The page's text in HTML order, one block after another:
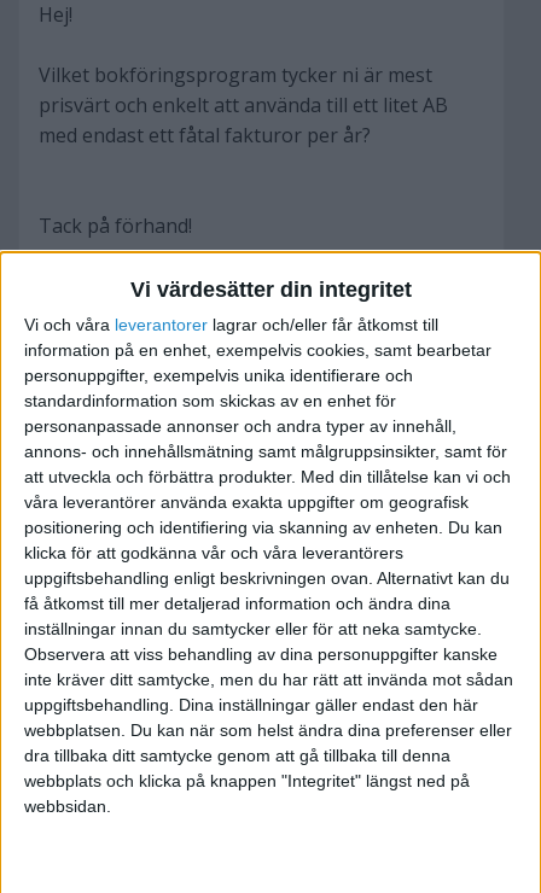
Vi värdesätter din integritet
Vi och våra leverantorer lagrar och/eller får åtkomst till
information på en enhet, exempelvis cookies, samt bearbetar
personuppgifter, exempelvis unika identifierare och
standardinformation som skickas av en enhet för
personanpassade annonser och andra typer av innehåll,
annons- och innehållsmätning samt målgruppsinsikter, samt för
att utveckla och förbättra produkter. Med din tillåtelse kan vi och
våra leverantörer använda exakta uppgifter om geografisk
positionering och identifiering via skanning av enheten. Du kan
klicka för att godkänna vår och våra leverantörers
uppgiftsbehandling enligt beskrivningen ovan. Alternativt kan du
få åtkomst till mer detaljerad information och ändra dina
inställningar innan du samtycker eller för att neka samtycke.
Observera att viss behandling av dina personuppgifter kanske
inte kräver ditt samtycke, men du har rätt att invända mot sådan
uppgiftsbehandling. Dina inställningar gäller endast den här
webbplatsen. Du kan när som helst ändra dina preferenser eller
dra tillbaka ditt samtycke genom att gå tillbaka till denna
webbplats och klicka på knappen "Integritet" längst ned på
webbsidan.
Hej!
Vilket bokföringsprogram tycker ni är mest
prisvärt och enkelt att använda till ett litet AB
med endast ett fåtal fakturor per år?
Tack på förhand!
Hobgoblin
2018-07-20 10:46
Hej Marie!
Jag skulle rekommendera dig att använda
PromikBook, vilket är ett otroligt prisvärt
program. Det är dessutom gratis i sin
grundversion. Vill du testa, så kan du anmäla dig
på länken nedan. (Det är gratis att ha konto)
www.promikbook.com/invite/BYw5A8